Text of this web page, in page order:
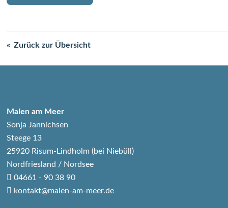
Zurück zur Übersicht
Malen am Meer
Sonja Jannichsen
Steege 13
25920 Risum-Lindholm (bei Niebüll)
Nordfriesland / Nordsee
04661 - 90 38 90
kontakt@malen-am-meer.de